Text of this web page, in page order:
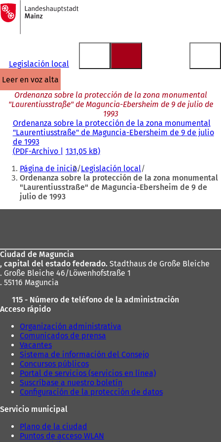
Saltar al contenido
A
la
página
Legislación local
leer en voz alta
Ordenanza sobre la protección de la zona monumental
"Laurentiusstraße" de Maguncia-Ebersheim de 9 de julio de
1993
Ordenanza sobre la protección de la zona monumental
"Laurentiusstraße" de Maguncia-Ebersheim de 9 de julio
de 1993
PDF-Archivo 131,05 kB
Estás
aquí:
Página de inicio Legislación local
Ordenanza sobre la protección de la zona monumental
"Laurentiusstraße" de Maguncia-Ebersheim de 9 de
julio de 1993
pies
Ciudad de Maguncia
, capital del estado federado. Stadthaus de Große Bleiche
. Große Bleiche 46/Löwenhofstraße 1
. 55116 Maguncia
115 - Número de teléfono de la administración
Acceso rápido
Organización administrativa
Comunicados de prensa
Vacantes
Sistema de información del Consejo
Concursos públicos
Portal de servicios (servicios en línea)
Suscríbase a nuestro boletín
Configuración de la protección de datos
Servicio municipal
Plano de la ciudad
Puntos de acceso WLAN